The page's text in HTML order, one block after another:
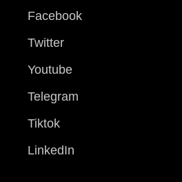
Facebook
Twitter
Youtube
Telegram
Tiktok
LinkedIn